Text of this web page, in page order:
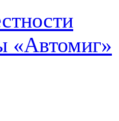
«Автомиг»